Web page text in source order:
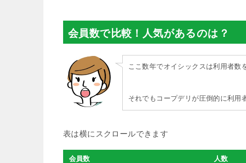
会員数で比較！人気があるのは？
ここ数年でオイシックスは利用者数
それでもコープデリが圧倒的に利用
会員数 人数